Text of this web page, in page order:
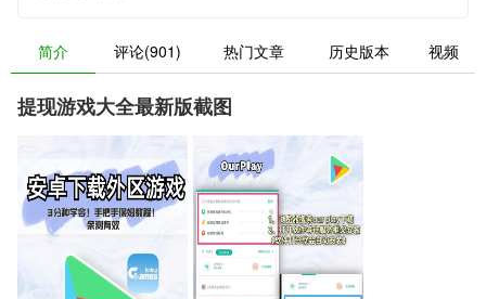
简介 评论(901) 热门文章 历史版本 视频
提现游戏大全最新版截图